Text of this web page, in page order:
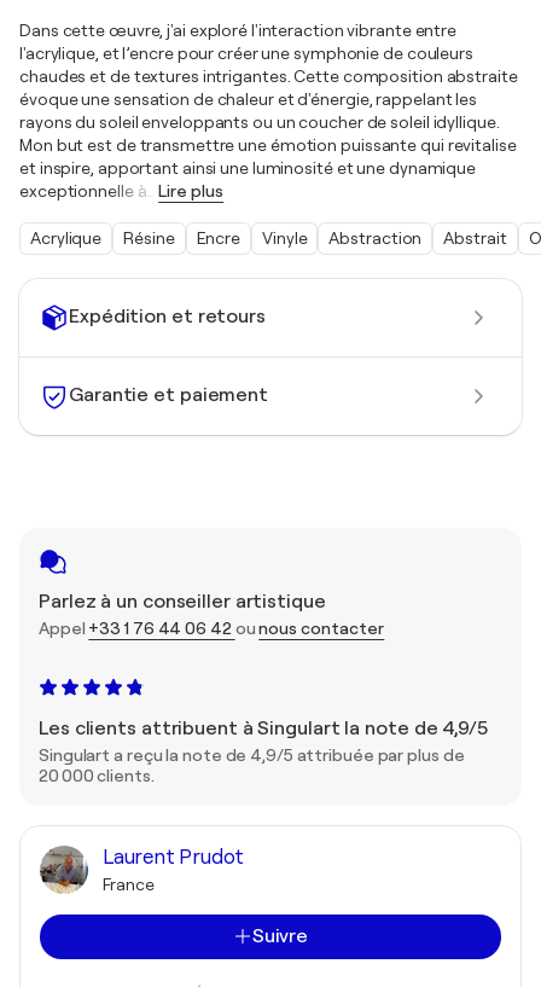
Expédition et retours
Garantie et paiement
Parlez à un conseiller artistique
Appel +33 1 76 44 06 42 ounous contacter
Les clients attribuent à Singulart la note de 4,9/5
Singulart a reçu la note de 4,9/5 attribuée par plus de
20 000 clients.
Laurent Prudot
France
Suivre
Dans cette œuvre, j'ai exploré l'interaction vibrante entre
l'acrylique, et l’encre pour créer une symphonie de couleurs
chaudes et de textures intrigantes. Cette composition abstraite
évoque une sensation de chaleur et d'énergie, rappelant les
rayons du soleil enveloppants ou un coucher de soleil idyllique.
Mon but est de transmettre une émotion puissante qui revitalise
et inspire, apportant ainsi une luminosité et une dynamique
exceptionnelle à
Lire plus
Acrylique Résine Encre Vinyle Abstraction Abstrait